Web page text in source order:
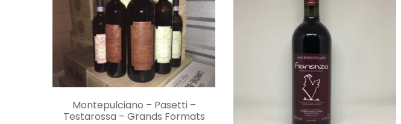
CHOIX DES OPTIONS
Montepulciano – Pasetti –
Testarossa – Grands Formats